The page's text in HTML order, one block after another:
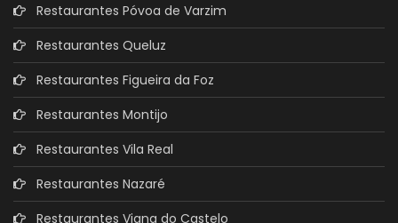
Restaurantes Póvoa de Varzim
Restaurantes Queluz
Restaurantes Figueira da Foz
Restaurantes Montijo
Restaurantes Vila Real
Restaurantes Nazaré
Restaurantes Viana do Castelo